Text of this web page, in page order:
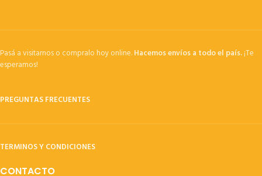
Pasá a visitarnos o compralo hoy online.Hacemos envíos a todo el país.¡Te
esperamos!
PREGUNTAS FRECUENTES
TERMINOS Y CONDICIONES
CONTACTO